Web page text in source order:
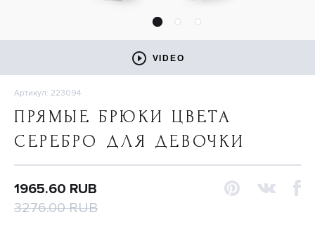
VIDEO
Артикул: 223094
ПРЯМЫЕ БРЮКИ ЦВЕТА
СЕРЕБРО ДЛЯ ДЕВОЧКИ
1965.60 RUB
3276.00 RUB